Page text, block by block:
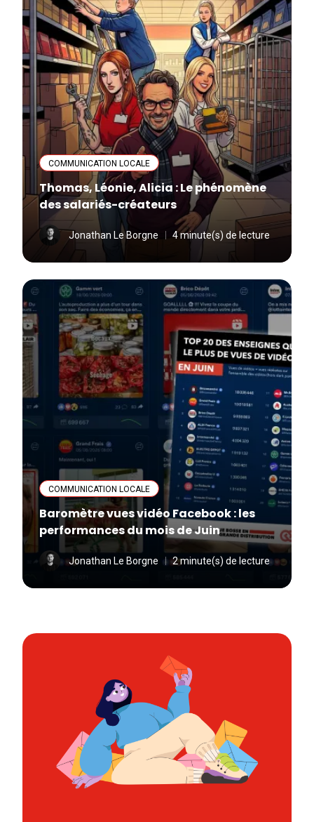
COMMUNICATION LOCALE
Thomas, Léonie, Alicia : Le phénomène
des salariés-créateurs
Jonathan Le Borgne 4 minute(s) de lecture
COMMUNICATION LOCALE
Baromètre vues vidéo Facebook : les
performances du mois de Juin
Jonathan Le Borgne 2 minute(s) de lecture